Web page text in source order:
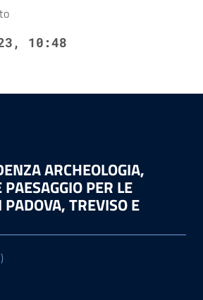
10:48
ARCHEOLOGIA,
PER LE
TREVISO E